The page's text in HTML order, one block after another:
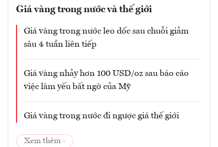
Giá vàng trong nước và thế giới
Giá vàng trong nước leo dốc sau chuỗi giảm
sâu 4 tuần liên tiếp
Giá vàng nhảy hơn 100 USD/oz sau báo cáo
việc làm yếu bất ngờ của Mỹ
Giá vàng trong nước đi ngược giá thế giới
Xem thêm